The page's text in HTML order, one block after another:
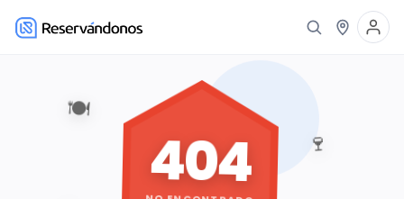
🍽️
🍷
404